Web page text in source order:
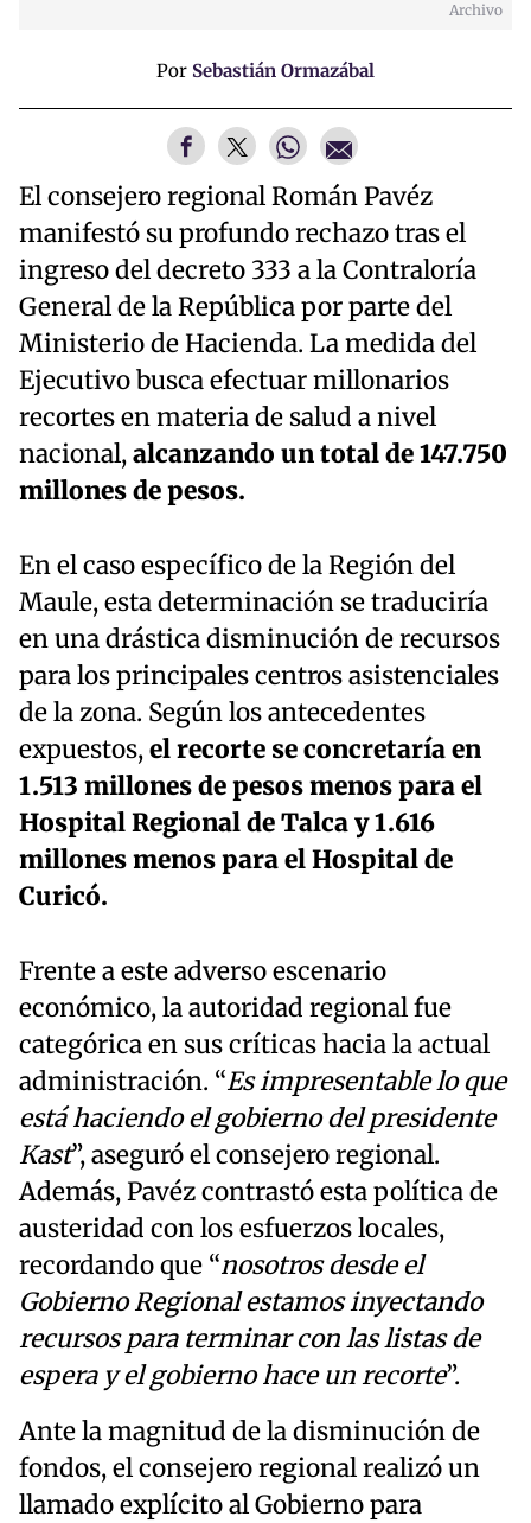
Archivo
Por Sebastián Ormazábal
El consejero regional Román Pavéz
manifestó su profundo rechazo tras el
ingreso del decreto 333 a la Contraloría
General de la República por parte del
Ministerio de Hacienda. La medida del
Ejecutivo busca efectuar millonarios
recortes en materia de salud a nivel
nacional,alcanzando un total de 147.750
millones de pesos.
En el caso específico de la Región del
Maule, esta determinación se traduciría
en una drástica disminución de recursos
para los principales centros asistenciales
de la zona. Según los antecedentes
expuestos,el recorte se concretaría en
1.513 millones de pesos menos para el
Hospital Regional de Talca y 1.616
millones menos para el Hospital de
Curicó.
Frente a este adverso escenario
económico, la autoridad regional fue
categórica en sus críticas hacia la actual
administración. “Es impresentable lo que
está haciendo el gobierno del presidente
Kast”, aseguró el consejero regional.
Además, Pavéz contrastó esta política de
austeridad con los esfuerzos locales,
recordando que “nosotros desde el
Gobierno Regional estamos inyectando
recursos para terminar con las listas de
espera y el gobierno hace un recorte”.
Ante la magnitud de la disminución de
fondos, el consejero regional realizó un
llamado explícito al Gobierno para